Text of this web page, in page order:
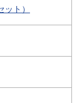
ト）